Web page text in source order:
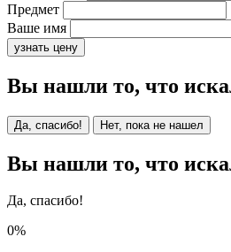
Предмет
Ваше имя
узнать цену
Вы нашли то, что
Да, спасибо! Нет, пока не нашел
Вы нашли то, что
Да, спасибо!
0%